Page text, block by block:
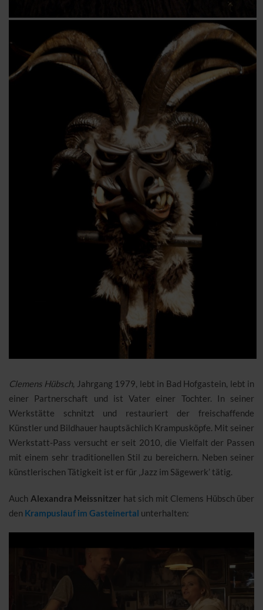
Clemens Hübsch, Jahrgang 1979, lebt in Bad Hofgastein, lebt in
einer Partnerschaft und ist Vater einer Tochter. In seiner
Werkstätte schnitzt und restauriert der freischaffende
Künstler und Bildhauer hauptsächlich Krampusköpfe. Mit seiner
Werkstatt-Pass versucht er seit 2010, die Vielfalt der Passen
mit einem sehr traditionellen Stil zu bereichern. Neben seiner
künstlerischen Tätigkeit ist er für ‚Jazz im Sägewerk’ tätig.
Auch Alexandra Meissnitzer hat sich mit Clemens Hübsch über
den Krampuslauf im Gasteinertal unterhalten: